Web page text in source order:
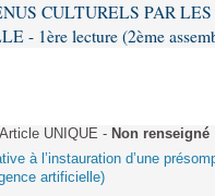
CULTURELS PAR LES
- 1ère lecture (2ème
UNIQUE - Non renseigné
à l’instauration d’une
artificielle)